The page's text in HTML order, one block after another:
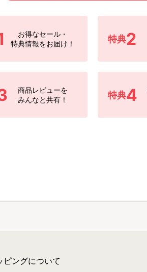
お得なセール・
特典情報をお届け！
特典2
商品レビューを
みんなと共有！
特典4
ピングについて